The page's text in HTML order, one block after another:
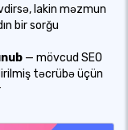
lakin məzmun
bir sorğu
— mövcud SEO
təcrübə üçün